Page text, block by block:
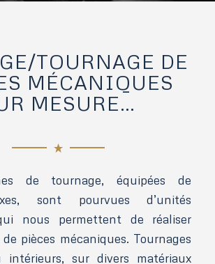
TOURNAGE DE
MÉCANIQUES
MESURE…
de tournage, équipées de
sont pourvues d’unités
nous permettent de réaliser
pièces mécaniques. Tournages
intérieurs, sur divers matériaux